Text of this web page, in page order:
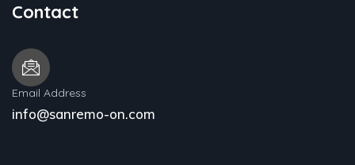
Contact
Email Address
info@sanremo-on.com